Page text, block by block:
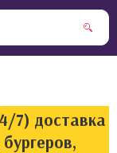
7) доставка